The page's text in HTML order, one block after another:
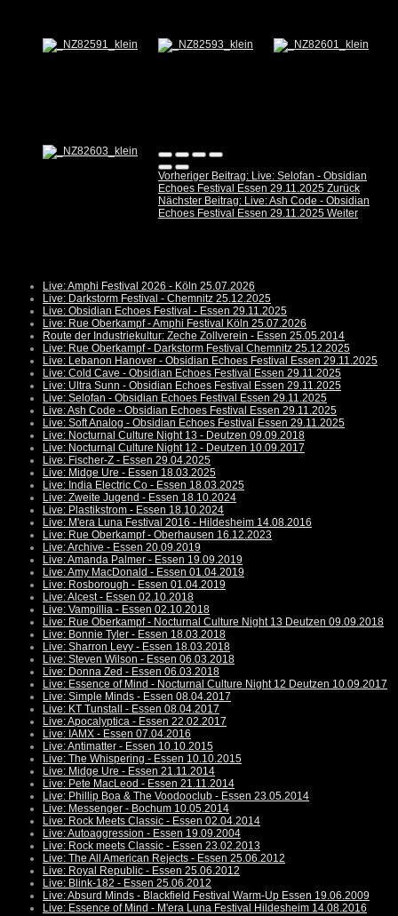
Vorheriger Beitrag: Live: Selofan - Obsidian
Echoes Festival Essen 29.11.2025 Zurück
Nächster Beitrag: Live: Ash Code - Obsidian
Echoes Festival Essen 29.11.2025 Weiter
Live: Amphi Festival 2026 - Köln 25.07.2026
Live: Darkstorm Festival - Chemnitz 25.12.2025
Live: Obsidian Echoes Festival - Essen 29.11.2025
Live: Rue Oberkampf - Amphi Festival Köln 25.07.2026
Route der Industriekultur: Zeche Zollverein - Essen 25.05.2014
Live: Rue Oberkampf - Darkstorm Festival Chemnitz 25.12.2025
Live: Lebanon Hanover - Obsidian Echoes Festival Essen 29.11.2025
Live: Cold Cave - Obsidian Echoes Festival Essen 29.11.2025
Live: Ultra Sunn - Obsidian Echoes Festival Essen 29.11.2025
Live: Selofan - Obsidian Echoes Festival Essen 29.11.2025
Live: Ash Code - Obsidian Echoes Festival Essen 29.11.2025
Live: Soft Analog - Obsidian Echoes Festival Essen 29.11.2025
Live: Nocturnal Culture Night 13 - Deutzen 09.09.2018
Live: Nocturnal Culture Night 12 - Deutzen 10.09.2017
Live: Fischer-Z - Essen 29.04.2025
Live: Midge Ure - Essen 18.03.2025
Live: India Electric Co - Essen 18.03.2025
Live: Zweite Jugend - Essen 18.10.2024
Live: Plastikstrom - Essen 18.10.2024
Live: M'era Luna Festival 2016 - Hildesheim 14.08.2016
Live: Rue Oberkampf - Oberhausen 16.12.2023
Live: Archive - Essen 20.09.2019
Live: Amanda Palmer - Essen 19.09.2019
Live: Amy MacDonald - Essen 01.04.2019
Live: Rosborough - Essen 01.04.2019
Live: Alcest - Essen 02.10.2018
Live: Vampillia - Essen 02.10.2018
Live: Rue Oberkampf - Nocturnal Culture Night 13 Deutzen 09.09.2018
Live: Bonnie Tyler - Essen 18.03.2018
Live: Sharron Levy - Essen 18.03.2018
Live: Steven Wilson - Essen 06.03.2018
Live: Donna Zed - Essen 06.03.2018
Live: Essence of Mind - Nocturnal Culture Night 12 Deutzen 10.09.2017
Live: Simple Minds - Essen 08.04.2017
Live: KT Tunstall - Essen 08.04.2017
Live: Apocalyptica - Essen 22.02.2017
Live: IAMX - Essen 07.04.2016
Live: Antimatter - Essen 10.10.2015
Live: The Whispering - Essen 10.10.2015
Live: Midge Ure - Essen 21.11.2014
Live: Pete MacLeod - Essen 21.11.2014
Live: Phillip Boa & The Voodooclub - Essen 23.05.2014
Live: Messenger - Bochum 10.05.2014
Live: Rock Meets Classic - Essen 02.04.2014
Live: Autoaggression - Essen 19.09.2004
Live: Rock meets Classic - Essen 23.02.2013
Live: The All American Rejects - Essen 25.06.2012
Live: Royal Republic - Essen 25.06.2012
Live: Blink-182 - Essen 25.06.2012
Live: Absurd Minds - Blackfield Festival Warm-Up Essen 19.06.2009
Live: Essence of Mind - M'era Luna Festival Hildesheim 14.08.2016